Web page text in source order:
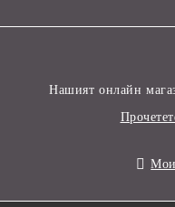
Нашият онлайн